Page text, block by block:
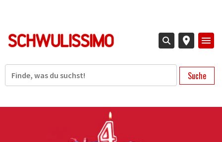
Suche